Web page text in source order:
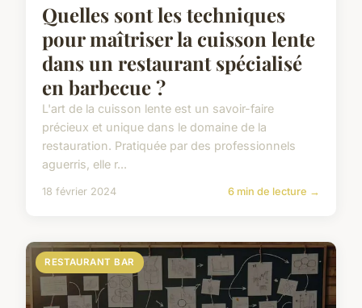
Quelles sont les techniques
pour maîtriser la cuisson lente
dans un restaurant spécialisé
en barbecue ?
L'art de la cuisson lente est un savoir-faire
précieux et unique dans le domaine de la
restauration. Pratiquée par des professionnels
aguerris, elle r...
18 février 2024 6 min de lecture →
RESTAURANT BAR